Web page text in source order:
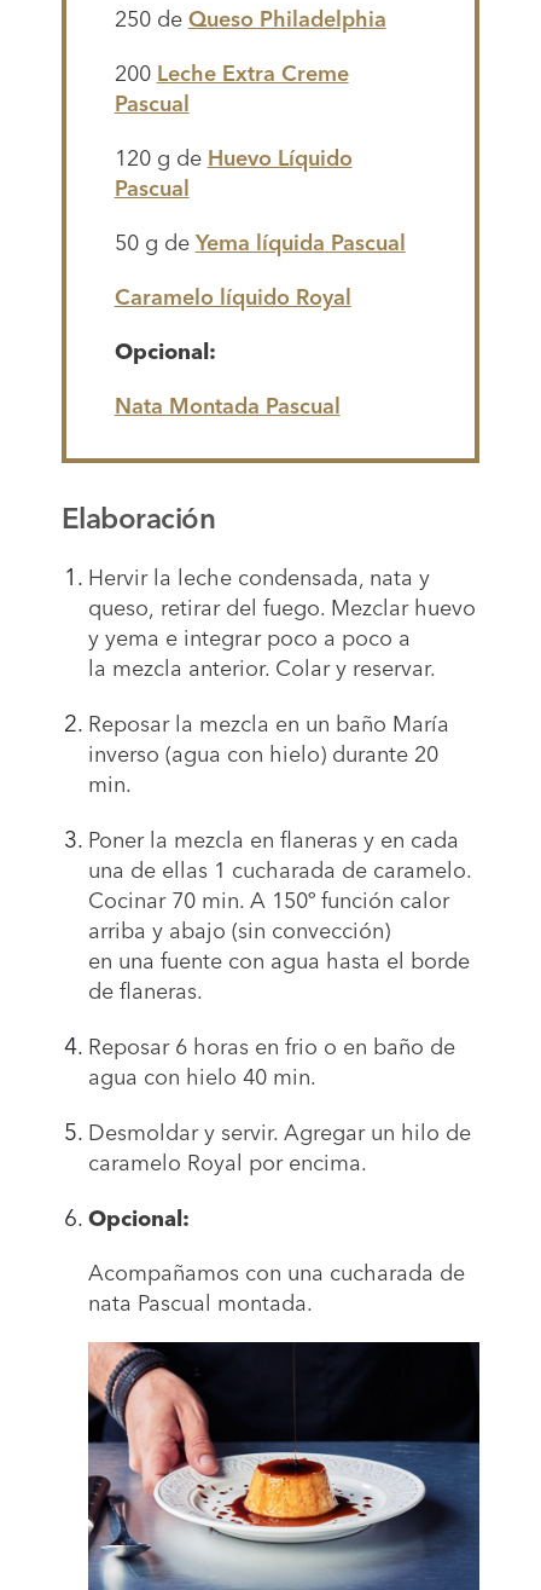
250 de Queso Philadelphia
200 Leche Extra Creme
Pascual
120 g de Huevo Líquido
Pascual
50 g de Yema líquida Pascual
Caramelo líquido Royal
Opcional:
Nata Montada Pascual
Elaboración
Hervir la leche condensada, nata y
queso, retirar del fuego. Mezclar huevo
y yema e integrar poco a poco a
la mezcla anterior. Colar y reservar.
Reposar la mezcla en un baño María
inverso (agua con hielo) durante 20
min.
Poner la mezcla en flaneras y en cada
una de ellas 1 cucharada de caramelo.
Cocinar 70 min. A 150º función calor
arriba y abajo (sin convección)
en una fuente con agua hasta el borde
de flaneras.
Reposar 6 horas en frio o en baño de
agua con hielo 40 min.
Desmoldar y servir. Agregar un hilo de
caramelo Royal por encima.
Opcional:
Acompañamos con una cucharada de
nata Pascual montada.